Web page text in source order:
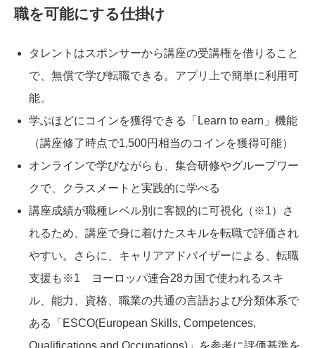
職を可能にする仕掛け
タレントはスポンサーから講座の受講権を借りること
で、無償で学び転職できる。アプリ上で簡単に利用可
能。
学ぶほどにコインを獲得できる「Learn to earn」機能
（講座修了時点で1,500円相当のコインを獲得可能）
オンラインで学びながらも、集合研修やグループワー
クで、クラスメートと実践的に学べる
講座成績が職種レベル別に客観的に可視化（※1）さ
れるため、講座で身に着けたスキルを転職で評価され
やすい。さらに、キャリアアドバイザーによる、転職
支援も※1 ヨーロッパ連合28カ国で使われるスキ
ル、能力、資格、職業の共通の言語および分類体系で
ある「ESCO(European Skills, Competences,
Qualifications and Occupations)」を参考に評価基準を